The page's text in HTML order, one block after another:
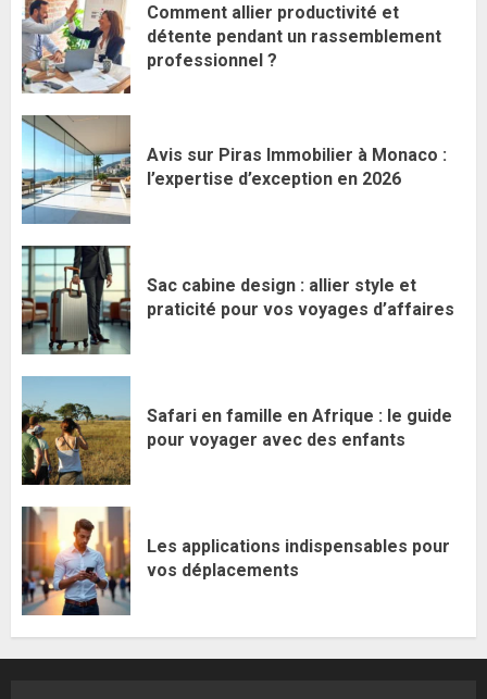
Comment allier productivité et
détente pendant un rassemblement
professionnel ?
Avis sur Piras Immobilier à Monaco :
l’expertise d’exception en 2026
Sac cabine design : allier style et
praticité pour vos voyages d’affaires
Safari en famille en Afrique : le guide
pour voyager avec des enfants
Les applications indispensables pour
vos déplacements